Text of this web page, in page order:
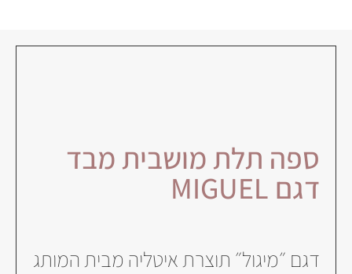
ספה תלת מושבית מבד
דגם MIGUEL
דגם ״מיגול״ תוצרת איטליה מבית המותג